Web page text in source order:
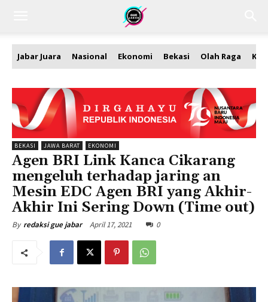
Jabar Juara Nasional Ekonomi Bekasi Olah Raga
BEKASI JAWA BARAT EKONOMI
Agen BRI Link Kanca Cikarang
mengeluh terhadap jaring an
Mesin EDC Agen BRI yang Akhir-
Akhir Ini Sering Down (Time out)
By redaksi gue jabar April 17, 2021 0